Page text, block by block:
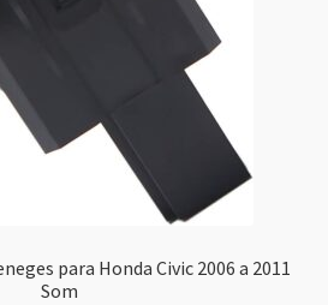
para Honda Civic 2006 a 2011
Som